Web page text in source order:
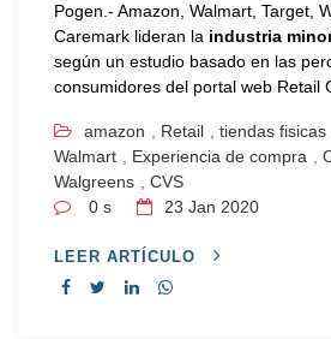
Pogen.- Amazon, Walmart, Target,
Caremark lideran la industria
según un estudio basado en las
consumidores del portal web Retail
amazon Retail tiendas fisicas
Walmart
Experiencia de compra
Walgreens
CVS
0 s
23 Jan 2020
LEER ARTÍCULO